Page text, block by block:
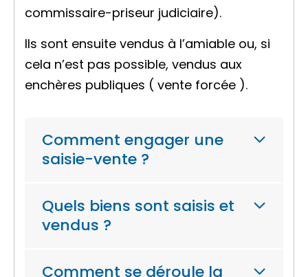
commissaire-priseur judiciaire).
Ils sont ensuite vendus à l’amiable ou, si
cela n’est pas possible, vendus aux
enchères publiques ( vente forcée ).
Comment engager une
saisie-vente ?
Quels biens sont saisis et
vendus ?
Comment se déroule la